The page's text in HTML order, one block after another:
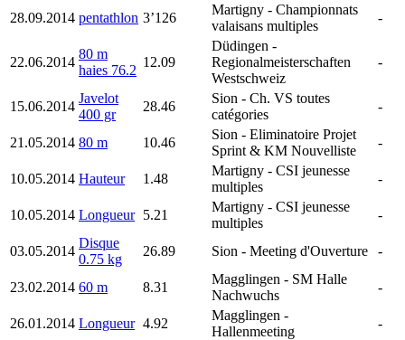
28.09.2014 pentathlon 3’126
Martigny - Championnats
valaisans multiples
-
22.06.2014
80 m
haies 76.2
12.09
Düdingen -
Regionalmeisterschaften
Westschweiz
-
15.06.2014
Javelot
400 gr
28.46
Sion - Ch. VS toutes
catégories
-
21.05.2014 80 m 10.46
Sion - Eliminatoire Projet
Sprint & KM Nouvelliste
-
10.05.2014 Hauteur 1.48
Martigny - CSI jeunesse
multiples
-
10.05.2014 Longueur 5.21
Martigny - CSI jeunesse
multiples
-
03.05.2014
Disque
0.75 kg
26.89 Sion - Meeting d'Ouverture -
23.02.2014 60 m 8.31
Magglingen - SM Halle
Nachwuchs
-
26.01.2014 Longueur 4.92
Magglingen -
Hallenmeeting
-